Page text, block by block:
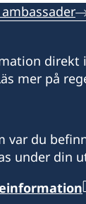
direkt
mer på
var du
under din